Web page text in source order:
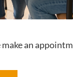
make an